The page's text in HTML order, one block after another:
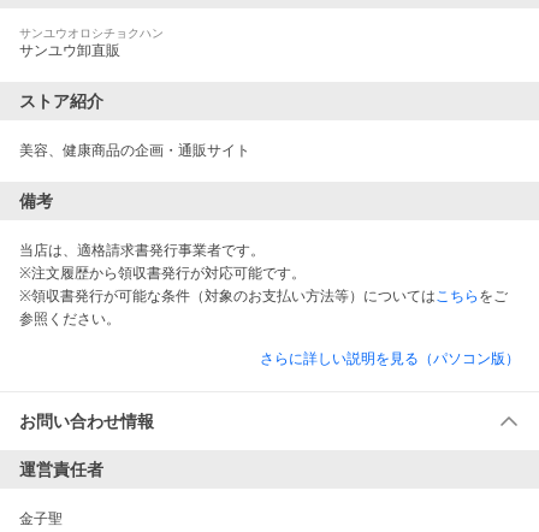
サンユウオロシチョクハン
サンユウ卸直販
ストア紹介
美容、健康商品の企画・通販サイト
備考
当店は、適格請求書発行事業者です。
※注文履歴から領収書発行が対応可能です。
※領収書発行が可能な条件（対象のお支払い方法等）についてはこちら をご
参照ください。
さらに詳しい説明を見る（パソコン版）
お問い合わせ情報
運営責任者
金子聖